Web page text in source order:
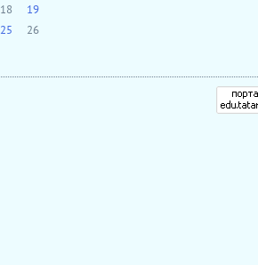
18
19
25
26